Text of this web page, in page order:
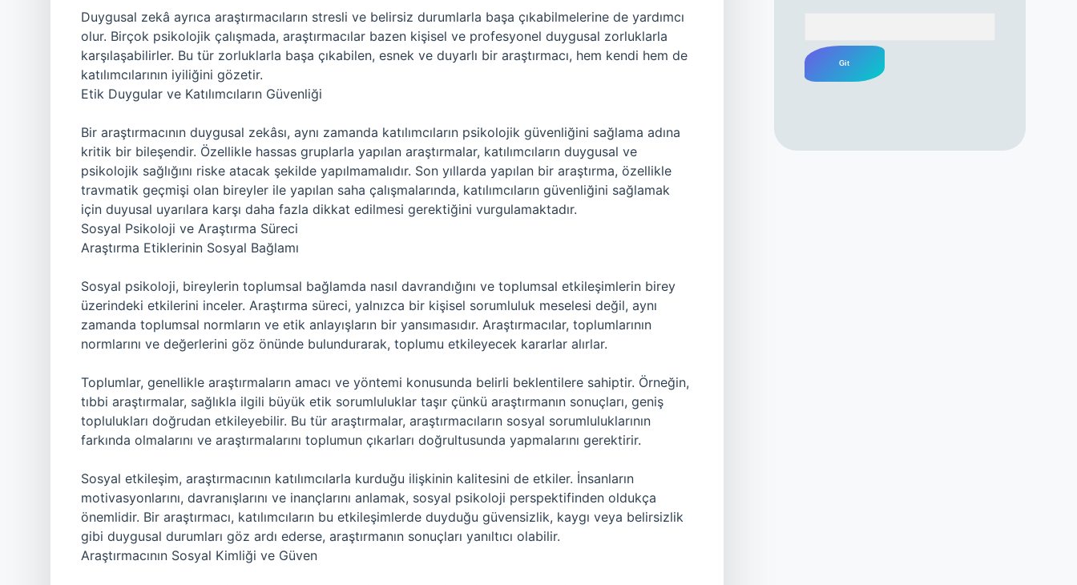
Duygusal zekâ ayrıca araştırmacıların stresli ve belirsiz durumlarla başa çıkabilmelerine de yardımcı
olur. Birçok psikolojik çalışmada, araştırmacılar bazen kişisel ve profesyonel duygusal zorluklarla
karşılaşabilirler. Bu tür zorluklarla başa çıkabilen, esnek ve duyarlı bir araştırmacı, hem kendi hem de
katılımcılarının iyiliğini gözetir.
Etik Duygular ve Katılımcıların Güvenliği
Bir araştırmacının duygusal zekâsı, aynı zamanda katılımcıların psikolojik güvenliğini sağlama adına
kritik bir bileşendir. Özellikle hassas gruplarla yapılan araştırmalar, katılımcıların duygusal ve
psikolojik sağlığını riske atacak şekilde yapılmamalıdır. Son yıllarda yapılan bir araştırma, özellikle
travmatik geçmişi olan bireyler ile yapılan saha çalışmalarında, katılımcıların güvenliğini sağlamak
için duyusal uyarılara karşı daha fazla dikkat edilmesi gerektiğini vurgulamaktadır.
Sosyal Psikoloji ve Araştırma Süreci
Araştırma Etiklerinin Sosyal Bağlamı
Sosyal psikoloji, bireylerin toplumsal bağlamda nasıl davrandığını ve toplumsal etkileşimlerin birey
üzerindeki etkilerini inceler. Araştırma süreci, yalnızca bir kişisel sorumluluk meselesi değil, aynı
zamanda toplumsal normların ve etik anlayışların bir yansımasıdır. Araştırmacılar, toplumlarının
normlarını ve değerlerini göz önünde bulundurarak, toplumu etkileyecek kararlar alırlar.
Toplumlar, genellikle araştırmaların amacı ve yöntemi konusunda belirli beklentilere sahiptir. Örneğin,
tıbbi araştırmalar, sağlıkla ilgili büyük etik sorumluluklar taşır çünkü araştırmanın sonuçları, geniş
toplulukları doğrudan etkileyebilir. Bu tür araştırmalar, araştırmacıların sosyal sorumluluklarının
farkında olmalarını ve araştırmalarını toplumun çıkarları doğrultusunda yapmalarını gerektirir.
Sosyal etkileşim, araştırmacının katılımcılarla kurduğu ilişkinin kalitesini de etkiler. İnsanların
motivasyonlarını, davranışlarını ve inançlarını anlamak, sosyal psikoloji perspektifinden oldukça
önemlidir. Bir araştırmacı, katılımcıların bu etkileşimlerde duyduğu güvensizlik, kaygı veya belirsizlik
gibi duygusal durumları göz ardı ederse, araştırmanın sonuçları yanıltıcı olabilir.
Araştırmacının Sosyal Kimliği ve Güven